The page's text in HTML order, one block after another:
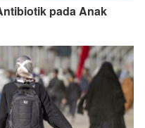
pada Anak